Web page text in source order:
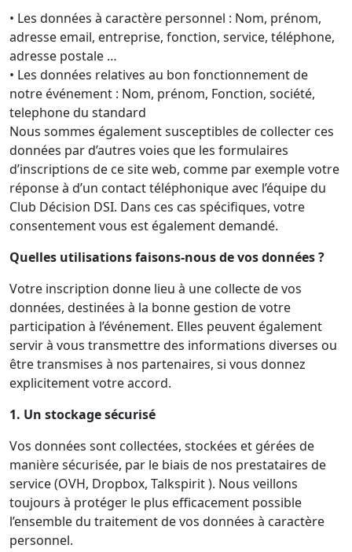
• Les données à caractère personnel : Nom, prénom,
adresse email, entreprise, fonction, service, téléphone,
adresse postale …
• Les données relatives au bon fonctionnement de
notre événement : Nom, prénom, Fonction, société,
telephone du standard
Nous sommes également susceptibles de collecter ces
données par d’autres voies que les formulaires
d’inscriptions de ce site web, comme par exemple votre
réponse à d’un contact téléphonique avec l’équipe du
Club Décision DSI. Dans ces cas spécifiques, votre
consentement vous est également demandé.
Quelles utilisations faisons-nous de vos données ?
Votre inscription donne lieu à une collecte de vos
données, destinées à la bonne gestion de votre
participation à l’événement. Elles peuvent également
servir à vous transmettre des informations diverses ou
être transmises à nos partenaires, si vous donnez
explicitement votre accord.
1. Un stockage sécurisé
Vos données sont collectées, stockées et gérées de
manière sécurisée, par le biais de nos prestataires de
service (OVH, Dropbox, Talkspirit ). Nous veillons
toujours à protéger le plus efficacement possible
l’ensemble du traitement de vos données à caractère
personnel.